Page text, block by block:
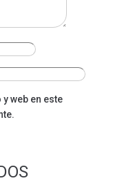
web en este